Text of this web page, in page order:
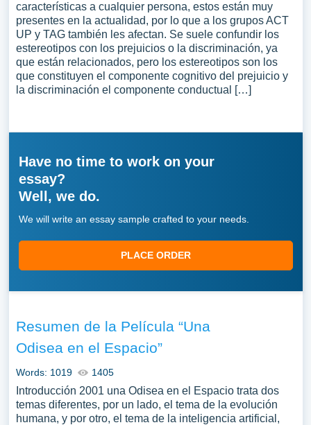
características a cualquier persona, estos están muy
presentes en la actualidad, por lo que a los grupos ACT
UP y TAG también les afectan. Se suele confundir los
estereotipos con los prejuicios o la discriminación, ya
que están relacionados, pero los estereotipos son los
que constituyen el componente cognitivo del prejuicio y
la discriminación el componente conductual […]
Have no time to work on your
essay?
Well, we do.
We will write an essay sample crafted to your needs.
PLACE ORDER
Resumen de la Película “Una
Odisea en el Espacio”
Words: 1019 1405
Introducción 2001 una Odisea en el Espacio trata dos
temas diferentes, por un lado, el tema de la evolución
humana, y por otro, el tema de la inteligencia artificial,